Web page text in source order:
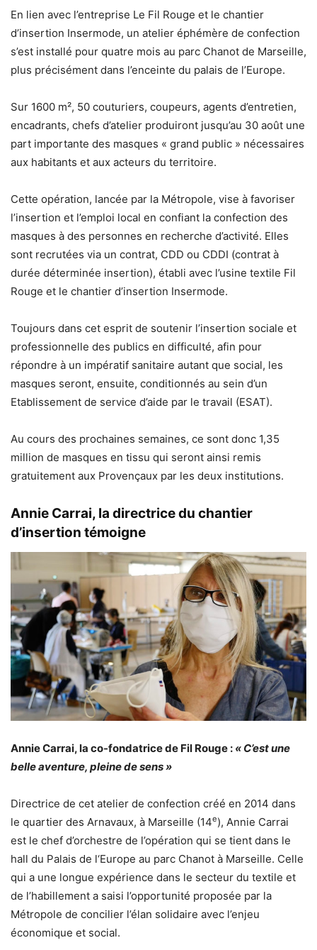
En lien avec l’entreprise Le Fil Rouge et le chantier
d’insertion Insermode, un atelier éphémère de confection
s’est installé pour quatre mois au parc Chanot de Marseille,
plus précisément dans l’enceinte du palais de l’Europe.
Sur 1600 m², 50 couturiers, coupeurs, agents d’entretien,
encadrants, chefs d’atelier produiront jusqu’au 30 août une
part importante des masques « grand public » nécessaires
aux habitants et aux acteurs du territoire.
Cette opération, lancée par la Métropole, vise à favoriser
l’insertion et l’emploi local en confiant la confection des
masques à des personnes en recherche d’activité. Elles
sont recrutées via un contrat, CDD ou CDDI (contrat à
durée déterminée insertion), établi avec l’usine textile Fil
Rouge et le chantier d’insertion Insermode.
Toujours dans cet esprit de soutenir l’insertion sociale et
professionnelle des publics en difficulté, afin pour
répondre à un impératif sanitaire autant que social, les
masques seront, ensuite, conditionnés au sein d’un
Etablissement de service d’aide par le travail (ESAT).
Au cours des prochaines semaines, ce sont donc 1,35
million de masques en tissu qui seront ainsi remis
gratuitement aux Provençaux par les deux institutions.
Annie Carrai, la directrice du chantier
d’insertion témoigne
Annie Carrai, la co-fondatrice de Fil Rouge : « C’est une
belle aventure, pleine de sens »
Directrice de cet atelier de confection créé en 2014 dans
le quartier des Arnavaux, à Marseille (14e), Annie Carrai
est le chef d’orchestre de l’opération qui se tient dans le
hall du Palais de l‘Europe au parc Chanot à Marseille. Celle
qui a une longue expérience dans le secteur du textile et
de l’habillement a saisi l’opportunité proposée par la
Métropole de concilier l’élan solidaire avec l’enjeu
économique et social.